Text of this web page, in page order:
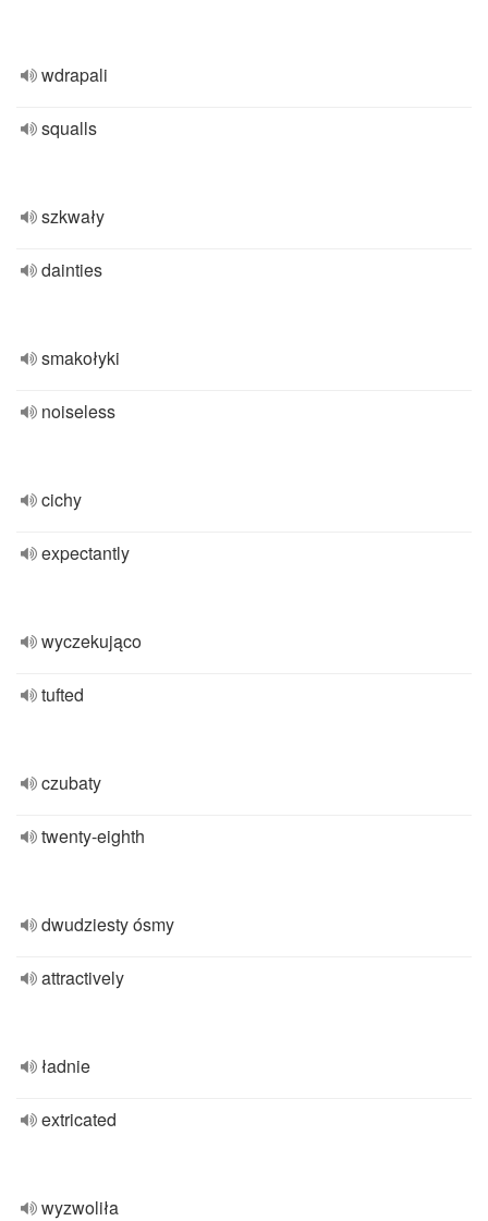
wdrapali
squalls
szkwały
dainties
smakołyki
noiseless
cichy
expectantly
wyczekująco
tufted
czubaty
twenty-eighth
dwudziesty ósmy
attractively
ładnie
extricated
wyzwoliła